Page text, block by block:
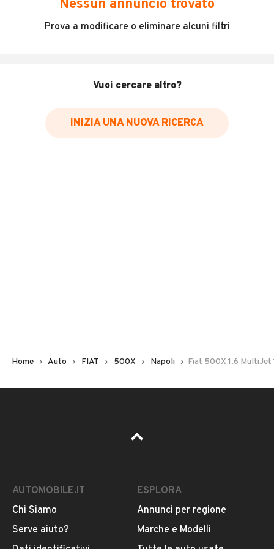
Incidenti in cui è stato coinvolto il veicolo
Data e luogo delle revisioni effettuate
Inserisci il numero di targa per verificare la disponibilità
Pubblicità
Nessun annuncio trovato
Prova a modificare o eliminare alcuni filtri
Vuoi cercare altro?
INIZIA UNA NUOVA RICERCA
Home Auto FIAT 500X Napoli Fiat 500X 1.6 MultiJet
AUTOMOBILE.IT
Chi Siamo
Serve aiuto?
ESPLORA
Annunci per regione
Marche e Modelli